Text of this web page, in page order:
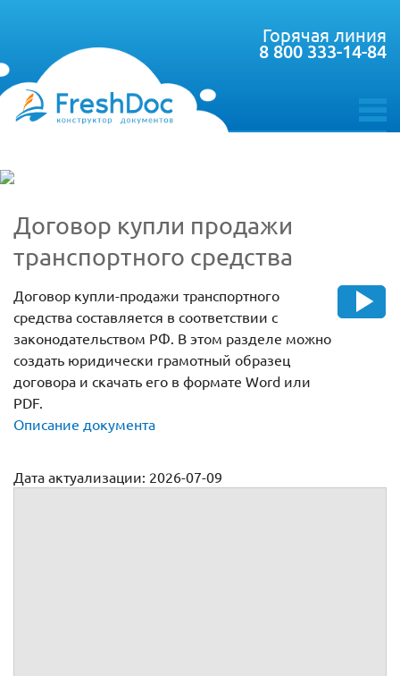
toggle
Горячая линия
8 800 333-14-84
Договор купли продажи
транспортного средства
Договор купли-продажи транспортного
средства составляется в соответствии с
законодательством РФ. В этом разделе можно
создать юридически грамотный образец
договора и скачать его в формате Word или
PDF.
Описание документа
Дата актуализации: 2026-07-09